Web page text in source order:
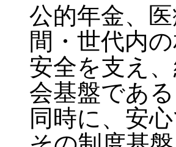
公的年金、
間・世代内
安全を支え
会基盤である
同時に、安